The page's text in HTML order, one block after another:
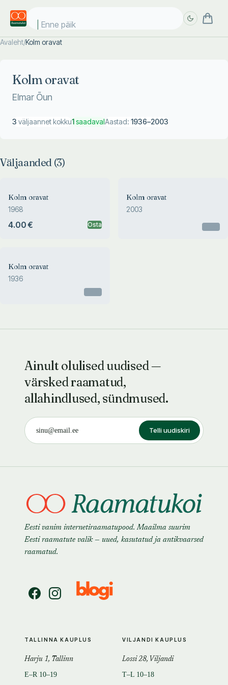
Enne päike
Avaleht/Kolm oravat
Kolm oravat
Elmar Õun
3 väljaannet kokku1saadavalAastad: 1936–2003
Väljaanded (3)
Kolm oravat
1968
4.00 € Osta
Kolm oravat
2003
Kolm oravat
1936
Ainult olulised uudised —
värsked raamatud,
allahindlused, sündmused.
Telli uudiskiri
Eesti vanim internetiraamatupood. Maailma suurim
Eesti raamatute valik — uued, kasutatud ja antikvaarsed
raamatud.
TALLINNA KAUPLUS
Harju 1, Tallinn
E–R 10–19
VILJANDI KAUPLUS
Lossi 28, Viljandi
T–L 10–18